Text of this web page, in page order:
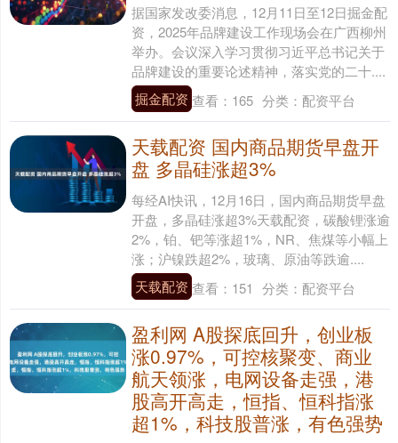
据国家发改委消息，12月11日至12日掘金配
资，2025年品牌建设工作现场会在广西柳州
举办。会议深入学习贯彻习近平总书记关于
品牌建设的重要论述精神，落实党的二十....
掘金配资 查看： 165 分类： 配资平台
天载配资 国内商品期货早盘开
盘 多晶硅涨超3%
每经AI快讯，12月16日，国内商品期货早盘
开盘，多晶硅涨超3%天载配资，碳酸锂涨逾
2%，铂、钯等涨超1%，NR、焦煤等小幅上
涨；沪镍跌超2%，玻璃、原油等跌逾....
天载配资 查看： 151 分类： 配资平台
盈利网 A股探底回升，创业板
涨0.97%，可控核聚变、商业
航天领涨，电网设备走强，港
股高开高走，恒指、恒科指涨
超1%，科技股普涨，有色强势